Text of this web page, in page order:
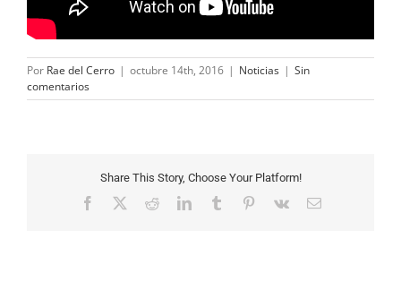
Por Rae del Cerro | octubre 14th, 2016 | Noticias | Sin
comentarios
Share This Story, Choose Your Platform!
Facebook RedditLinkedInTumblr Pinterest
Vk
Correo